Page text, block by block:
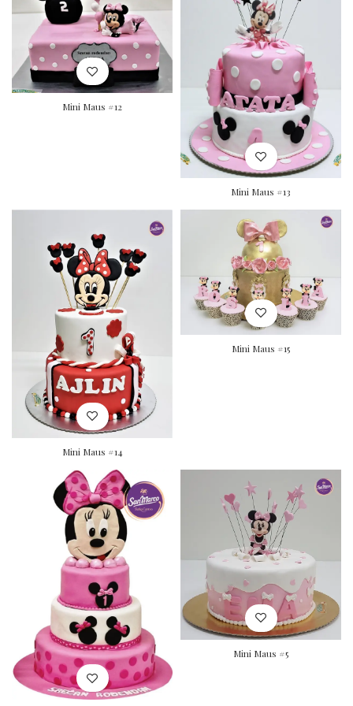
Mini Maus #12
Mini Maus #13
Mini Maus #14
Mini Maus #15
Mini Maus #5